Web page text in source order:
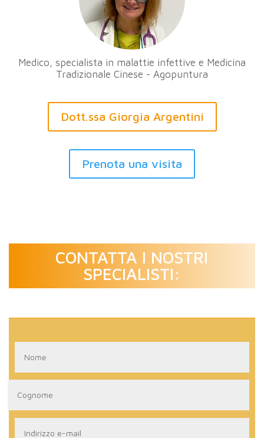
Medico, specialista in malattie infettive e Medicina
Tradizionale Cinese - Agopuntura
Dott.ssa Giorgia Argentini
Prenota una visita
CONTATTA I NOSTRI
SPECIALISTI: